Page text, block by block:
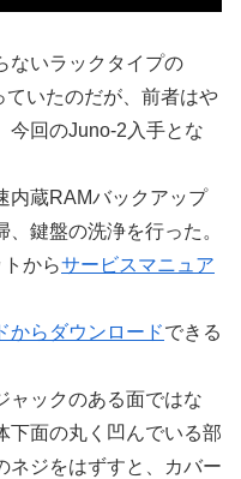
ないラックタイプの
いたのだが、前者はや
今回のJuno-2入手とな
内蔵RAMバックアップ
鍵盤の洗浄を行った。
からサービスマニュア
からダウンロードできる
ャックのある面ではな
下面の丸く凹んでいる部
ネジをはずすと、カバー